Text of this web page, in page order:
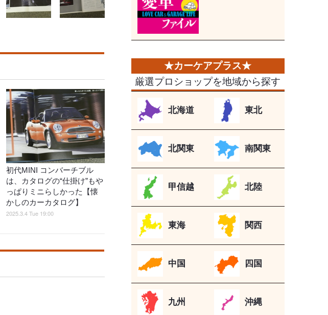
初代MINI コンバーチブル
は、カタログの“仕掛け”もや
っぱりミニらしかった【懐
かしのカーカタログ】
2025.3.4 Tue 19:00
厳選プロショップを地域から探す
北海道 東北
北関東 南関東
甲信越 北陸
東海 関西
中国 四国
九州 沖縄